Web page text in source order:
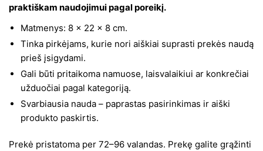
was:
43,17 €.
is:
21,58 €.
praktiškam naudojimui pagal poreikį.
Matmenys: 8 × 22 × 8 cm.
Tinka pirkėjams, kurie nori aiškiai suprasti prekės naudą
prieš įsigydami.
Gali būti pritaikoma namuose, laisvalaikiui ar konkrečiai
užduočiai pagal kategoriją.
Svarbiausia nauda – paprastas pasirinkimas ir aiški
produkto paskirtis.
Prekė pristatoma per 72–96 valandas. Prekę galite grąžinti